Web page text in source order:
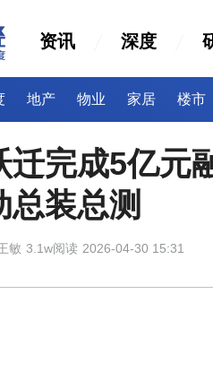
资讯 深度
地产 物业 家居 楼市
迁完成5亿元
总装总测
敏 3.1w阅读 2026-04-30 15:31